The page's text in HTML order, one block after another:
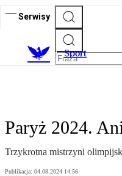
Serwisy
Sport
Paryż 2024.
Trzykrotna mistrzyni
Publikacja: 04.08.2024 14:56